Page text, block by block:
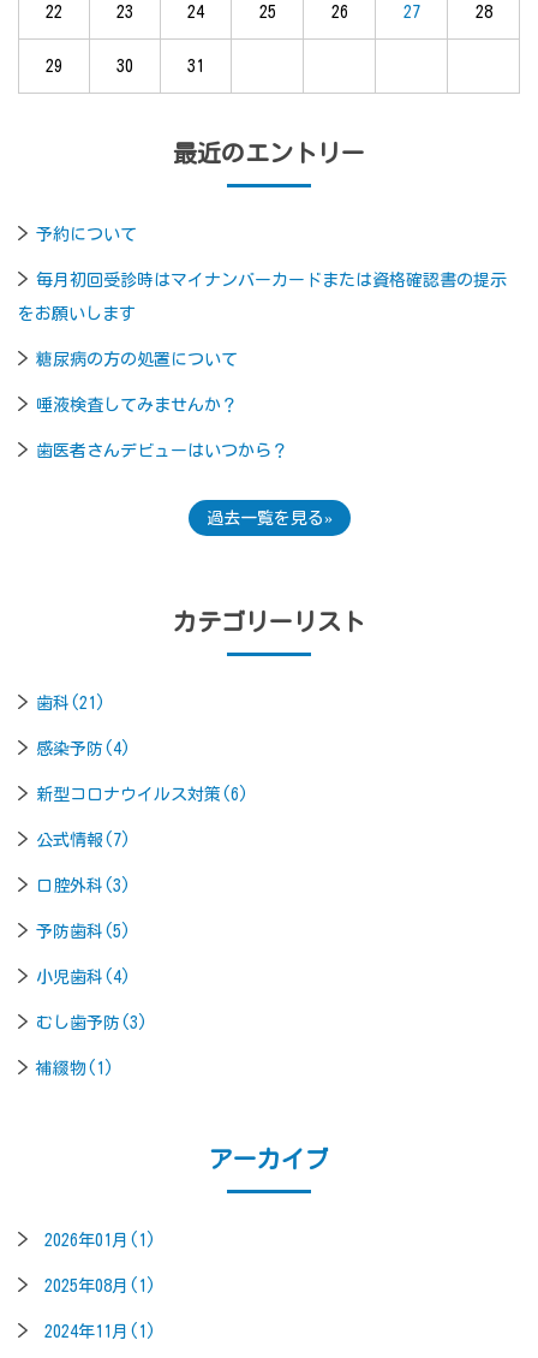
22 23 24 25 26 27 28
29 30 31
最近のエントリー
予約について
毎月初回受診時はマイナンバーカードまたは資格確認書の提示
をお願いします
糖尿病の方の処置について
唾液検査してみませんか？
歯医者さんデビューはいつから？
過去一覧を見る
カテゴリーリスト
歯科(21)
感染予防(4)
新型コロナウイルス対策(6)
公式情報(7)
口腔外科(3)
予防歯科(5)
小児歯科(4)
むし歯予防(3)
補綴物(1)
アーカイブ
2026年01月(1)
2025年08月(1)
2024年11月(1)